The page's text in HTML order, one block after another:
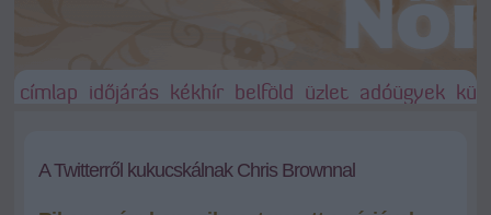
címlap időjárás kékhír belföld üzlet adóügyek
A Twitterről kukucskálnak Chris Brownnal